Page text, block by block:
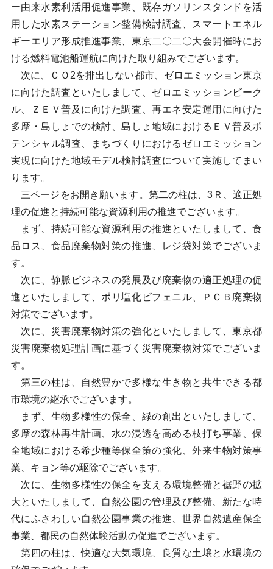
ー由来水素利活用促進事業、既存ガソリンスタンドを活
用した水素ステーション整備検討調査、スマートエネル
ギーエリア形成推進事業、東京二〇二〇大会開催時にお
ける燃料電池船運航に向けた取り組みでございます。
次に、ＣＯ2を排出しない都市、ゼロエミッション東京
に向けた調査といたしまして、ゼロエミッションビーク
ル、ＺＥＶ普及に向けた調査、再エネ安定運用に向けた
多摩・島しょでの検討、島しょ地域におけるＥＶ普及ポ
テンシャル調査、まちづくりにおけるゼロエミッション
実現に向けた地域モデル検討調査について実施してまい
ります。
三ページをお開き願います。第二の柱は、3Ｒ、適正処
理の促進と持続可能な資源利用の推進でございます。
まず、持続可能な資源利用の推進といたしまして、食
品ロス、食品廃棄物対策の推進、レジ袋対策でございま
す。
次に、静脈ビジネスの発展及び廃棄物の適正処理の促
進といたしまして、ポリ塩化ビフェニル、ＰＣＢ廃棄物
対策でございます。
次に、災害廃棄物対策の強化といたしまして、東京都
災害廃棄物処理計画に基づく災害廃棄物対策でございま
す。
第三の柱は、自然豊かで多様な生き物と共生できる都
市環境の継承でございます。
まず、生物多様性の保全、緑の創出といたしまして、
多摩の森林再生計画、水の浸透を高める枝打ち事業、保
全地域における希少種等保全策の強化、外来生物対策事
業、キョン等の駆除でございます。
次に、生物多様性の保全を支える環境整備と裾野の拡
大といたしまして、自然公園の管理及び整備、新たな時
代にふさわしい自然公園事業の推進、世界自然遺産保全
事業、都民の自然体験活動の促進でございます。
第四の柱は、快適な大気環境、良質な土壌と水環境の